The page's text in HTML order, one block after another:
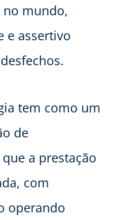
no mundo,
e assertivo
tem como um
de
a prestação
com
operando